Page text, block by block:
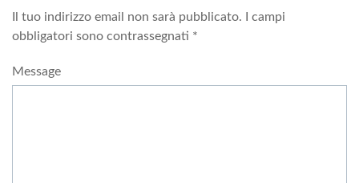
Il tuo indirizzo email non sarà pubblicato. I campi
obbligatori sono contrassegnati *
Message